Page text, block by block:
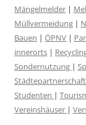
Mängelmelder |
Müllvermeidung |
Bauen | ÖPNV |
innerorts |
Sondernutzung |
Studenten |
Vereinshäuser |